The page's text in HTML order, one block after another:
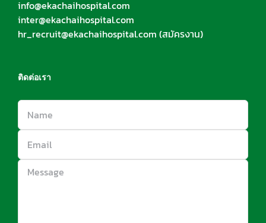
info@ekachaihospital.com
inter@ekachaihospital.com
hr_recruit@ekachaihospital.com (สมัครงาน)
ติดต่อเรา